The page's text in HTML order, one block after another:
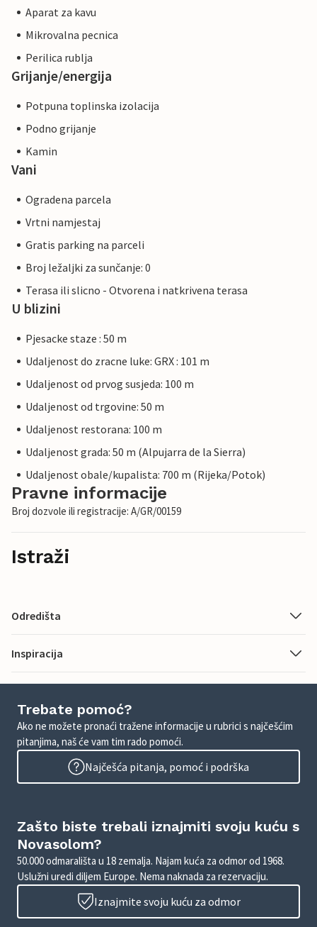
Aparat za kavu
Mikrovalna pecnica
Perilica rublja
Grijanje/energija
Potpuna toplinska izolacija
Podno grijanje
Kamin
Vani
Ogradena parcela
Vrtni namjestaj
Gratis parking na parceli
Broj ležaljki za sunčanje: 0
Terasa ili slicno - Otvorena i natkrivena terasa
U blizini
Pjesacke staze : 50 m
Udaljenost do zracne luke: GRX : 101 m
Udaljenost od prvog susjeda: 100 m
Udaljenost od trgovine: 50 m
Udaljenost restorana: 100 m
Udaljenost grada: 50 m (Alpujarra de la Sierra)
Udaljenost obale/kupalista: 700 m (Rijeka/Potok)
Pravne informacije
Broj dozvole ili registracije: A/GR/00159
Istraži
Odredišta
Inspiracija
Trebate pomoć?
Ako ne možete pronaći tražene informacije u rubrici s najčešćim
pitanjima, naš će vam tim rado pomoći.
Najčešća pitanja, pomoć i podrška
Zašto biste trebali iznajmiti svoju kuću s
Novasolom?
50.000 odmarališta u 18 zemalja. Najam kuća za odmor od 1968.
Uslužni uredi diljem Europe. Nema naknada za rezervaciju.
Iznajmite svoju kuću za odmor